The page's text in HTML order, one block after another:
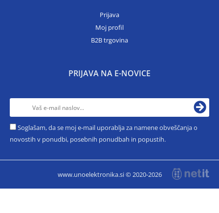
Prijava
Moj profil
B2B trgovina
PRIJAVA NA E-NOVICE
Soglašam, da se moj e-mail uporablja za namene obveščanja o
novostih v ponudbi, posebnih ponudbah in popustih.
www.unoelektronika.si © 2020-2026